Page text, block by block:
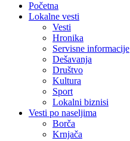
Početna
Lokalne vesti
Vesti
Hronika
Servisne informacije
Dešavanja
Društvo
Kultura
Sport
Lokalni biznisi
Vesti po naseljima
Borča
Krnjača